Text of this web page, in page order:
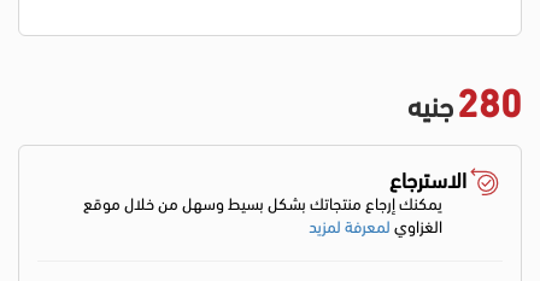
280جنيه
الاسترجاع
يمكنك إرجاع منتجاتك بشكل بسيط وسهل من خلال موقع
الغزاويلمعرفة لمزيد